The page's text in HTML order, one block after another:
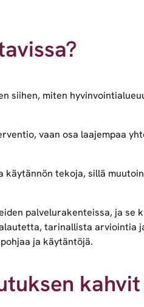
siihen, miten
vaan osa laajempaa
tekoja, sillä
palvelurakenteissa, ja se
tarinallista arviointia
ja käytäntöjä.